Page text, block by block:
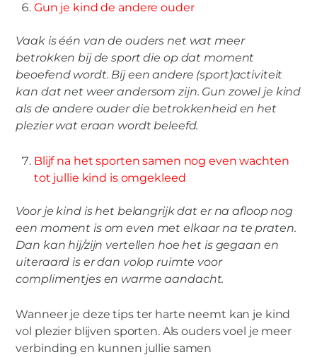
Gun je kind de andere ouder
Vaak is één van de ouders net wat meer
betrokken bij de sport die op dat moment
beoefend wordt. Bij een andere (sport)activiteit
kan dat net weer andersom zijn. Gun zowel je kind
als de andere ouder die betrokkenheid en het
plezier wat eraan wordt beleefd.
Blijf na het sporten samen nog even wachten
tot jullie kind is omgekleed
Voor je kind is het belangrijk dat er na afloop nog
een moment is om even met elkaar na te praten.
Dan kan hij/zijn vertellen hoe het is gegaan en
uiteraard is er dan volop ruimte voor
complimentjes en warme aandacht.
Wanneer je deze tips ter harte neemt kan je kind
vol plezier blijven sporten. Als ouders voel je meer
verbinding en kunnen jullie samen